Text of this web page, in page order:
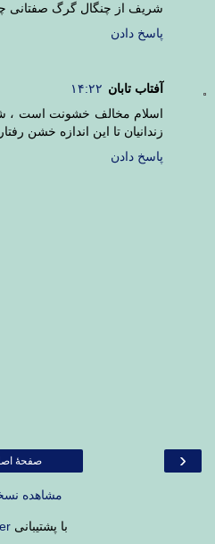
شریف از چنگال گرگ صفتانی
پاسخ دادن
آفتاب تابان ۱۴:۲۲
اسلام مخالف خشونت است ،
زندانيان تا اين اندازه خشن
پاسخ دادن
‹ صفحهٔ
مشاهده
با پشتیبانی